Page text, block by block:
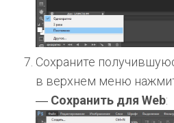
Сохраните
в верхнем меню
― Сохранить для Web: